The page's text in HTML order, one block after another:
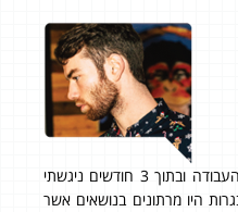
הצלחתי לשלב את הלימודים עם העבודה ובתוך 3 חודשים ניגשתי
היו מרתונים בנושאים אשר